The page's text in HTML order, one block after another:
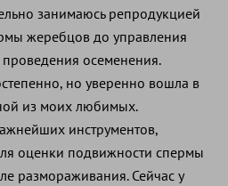
занимаюсь репродукцией
жеребцов до управления
осеменения.
но уверенно вошла в
из моих любимых.
инструментов,
оценки подвижности спермы
размораживания. Сейчас у